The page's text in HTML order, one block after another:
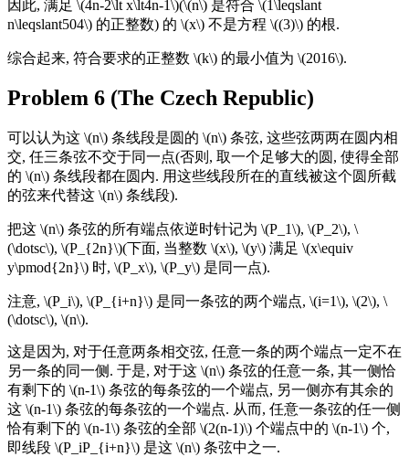
因此, 满足 \(4n-2\lt x\lt4n-1\)(\(n\) 是符合 \(1\leqslant
n\leqslant504\) 的正整数) 的 \(x\) 不是方程 \((3)\) 的根.
综合起来, 符合要求的正整数 \(k\) 的最小值为 \(2016\).
Problem 6 (The Czech Republic)
可以认为这 \(n\) 条线段是圆的 \(n\) 条弦, 这些弦两两在圆内相
交, 任三条弦不交于同一点(否则, 取一个足够大的圆, 使得全部
的 \(n\) 条线段都在圆内. 用这些线段所在的直线被这个圆所截
的弦来代替这 \(n\) 条线段).
把这 \(n\) 条弦的所有端点依逆时针记为 \(P_1\), \(P_2\), \
(\dotsc\), \(P_{2n}\)(下面, 当整数 \(x\), \(y\) 满足 \(x\equiv
y\pmod{2n}\) 时, \(P_x\), \(P_y\) 是同一点).
注意, \(P_i\), \(P_{i+n}\) 是同一条弦的两个端点, \(i=1\), \(2\), \
(\dotsc\), \(n\).
这是因为, 对于任意两条相交弦, 任意一条的两个端点一定不在
另一条的同一侧. 于是, 对于这 \(n\) 条弦的任意一条, 其一侧恰
有剩下的 \(n-1\) 条弦的每条弦的一个端点, 另一侧亦有其余的
这 \(n-1\) 条弦的每条弦的一个端点. 从而, 任意一条弦的任一侧
恰有剩下的 \(n-1\) 条弦的全部 \(2(n-1)\) 个端点中的 \(n-1\) 个,
即线段 \(P_iP_{i+n}\) 是这 \(n\) 条弦中之一.